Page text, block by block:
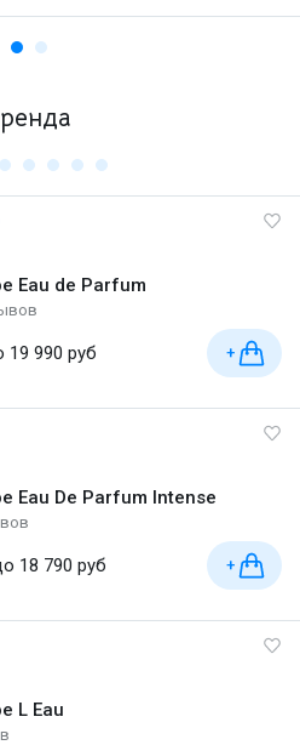
Eau de Parfum
19 990 руб +
Eau De Parfum Intense
18 790 руб +
L Eau